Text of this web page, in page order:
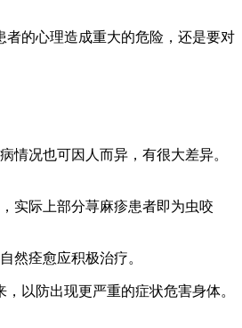
的心理造成重大的危险，还是要对
情况也可因人而异，有很大差异。
实际上部分荨麻疹患者即为虫咬
然痊愈应积极治疗。
以防出现更严重的症状危害身体。